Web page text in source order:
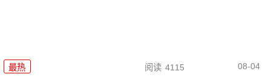
最热 阅读 4115 08-04